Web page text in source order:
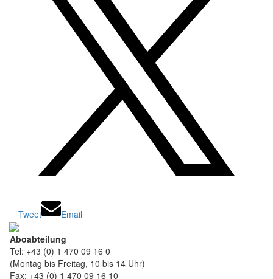
Tweet Email
Aboabteilung
Tel: +43 (0) 1 470 09 16 0
(Montag bis Freitag, 10 bis 14 Uhr)
Fax: +43 (0) 1 470 09 16 10